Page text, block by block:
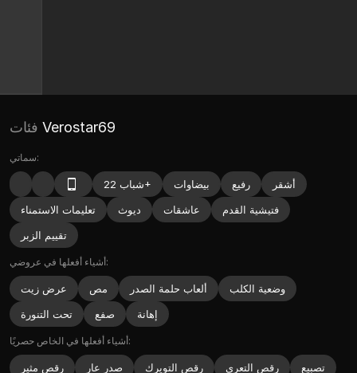
Verostar69
سماتي:
شباب 22+ بيضاوات رفيع
أشقر
تعليمات الاستمناء
ديوث عاشقات
فتيشية القدم
تقييم الزبر
أشياء أفعلها في عروضي:
عرض زيت مص ألعاب حلمة الصدر
وضعية الكلب
تحت التنورة
صفع إهانة
أشياء أفعلها في الخاص حصريًا:
رقص مثير صدر عارٍ رقص التويرك رقص التعري
تصبيع